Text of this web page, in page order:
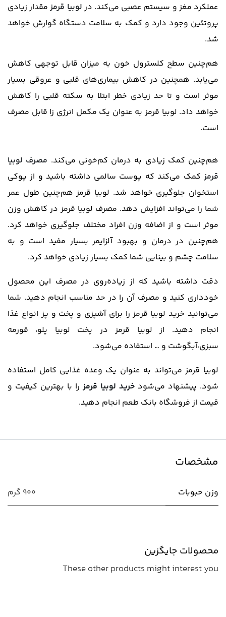
عملکرد مغز و سیستم عصبی می‌کند. درلوبیا قرمزمقدار زیادی
پروتئین وجود دارد و کمک به سلامت دستگاه گوارش خواهد
شد.
هم‌چنین سطح کلسترول خون به میزان قابل توجهی کاهش
می‌یابد. همچنین در کاهش بیماری‌های قلبی و عروقی بسیار
موثر است و تا حد زیادی خطر ابتلا به سکته قلبی را کاهش
خواهد داد. لوبیا قرمز به عنوان یک مکمل انرژی زا قابل مصرف
است.
هم‌چنین کمک زیادی به درمان کم‌خونی می‌کند. مصرف لوبیا
قرمزکمک می‌کند که پوست سالمی داشته باشید و از پوکی
استخوان جلوگیری خواهد شد. لوبیا قرمز هم‌چنین طول عمر
شما را می‌تواند افزایش دهد. مصرف لوبیا قرمز در کاهش وزن
موثر است و از اضافه وزن افراد مختلف جلوگیری خواهد کرد.
هم‌چنین در درمان و بهبود آلزایمر بسیار مفید است و به
سلامت چشم و بینایی شما کمک بسیار زیادی خواهد کرد.
دقت داشته باشید که از زیاده‌روی در مصرف این محصول
خودداری کنید و مصرف آن را در حد مناسب انجام دهید. شما
می‌توانید خرید لوبیا قرمز را برای آشپزی و پخت و پز انواع غذا
انجام دهید. از لوبیا قرمز در پخت لوبیا پلو، قورمه
سبزی،آبگوشت و … استفاده می‌شود.
لوبیا قرمز می‌تواند به عنوان یک وعده غذایی کامل استفاده
شود. پیشنهاد می‌شود خرید لوبیا قرمزرا با بهترین کیفیت و
قیمت از فروشگاه بانک طعم انجام دهید.
مشخصات
وزن حبوبات 900 گرم
محصولات جایگزین
These other products might interest you